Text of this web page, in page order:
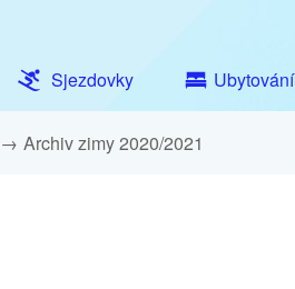
Sjezdovky Ubytování
Archiv zimy 2020/2021